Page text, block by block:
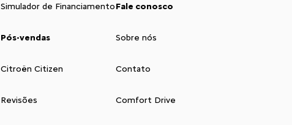
Simulador de Financiamento
Pós-vendas
Citroën Citizen
Revisões
Fale conosco
Sobre nós
Contato
Comfort Drive